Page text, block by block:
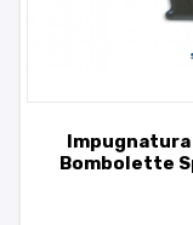
Impugnatura
Bombolette